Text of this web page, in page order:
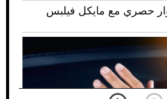
حصري مع مايكل فيلبس